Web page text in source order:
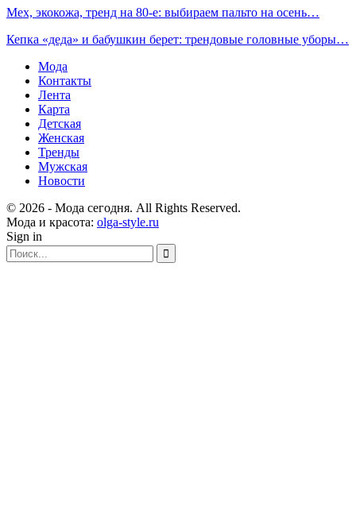
Мех, экокожа, тренд на 80-е: выбираем пальто на осень…
Кепка «деда» и бабушкин берет: трендовые головные уборы…
Мода
Контакты
Лента
Карта
Детская
Женская
Тренды
Мужская
Новости
© 2026 - Мода сегодня. All Rights Reserved.
Мода и красота: olga-style.ru
Sign in